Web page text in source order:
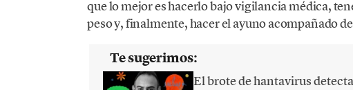
que lo mejor es hacerlo bajo vigilancia médica,
peso y, finalmente, hacer el ayuno acompañado
Te sugerimos:
El brote de hantavirus